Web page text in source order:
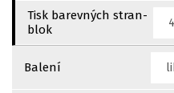
Tisk barevných stran-
blok
Balení